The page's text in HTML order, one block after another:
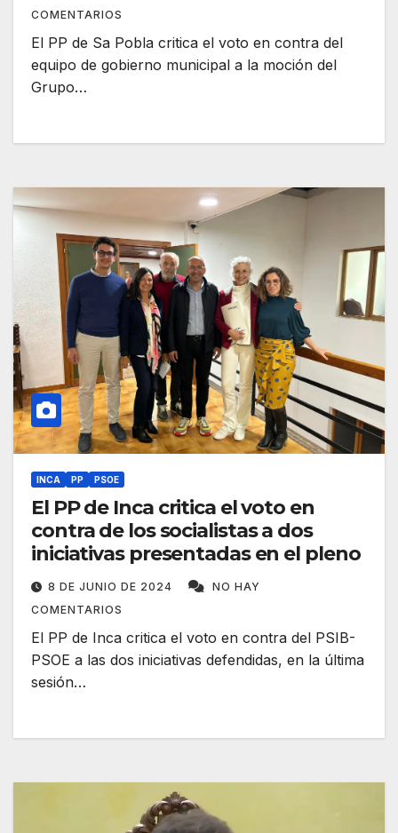
COMENTARIOS
El PP de Sa Pobla critica el voto en contra del
equipo de gobierno municipal a la moción del
Grupo…
INCA PP PSOE
El PP de Inca critica el voto en
contra de los socialistas a dos
iniciativas presentadas en el pleno
8 DE JUNIO DE 2024
NO HAY
COMENTARIOS
El PP de Inca critica el voto en contra del PSIB-
PSOE a las dos iniciativas defendidas, en la última
sesión…